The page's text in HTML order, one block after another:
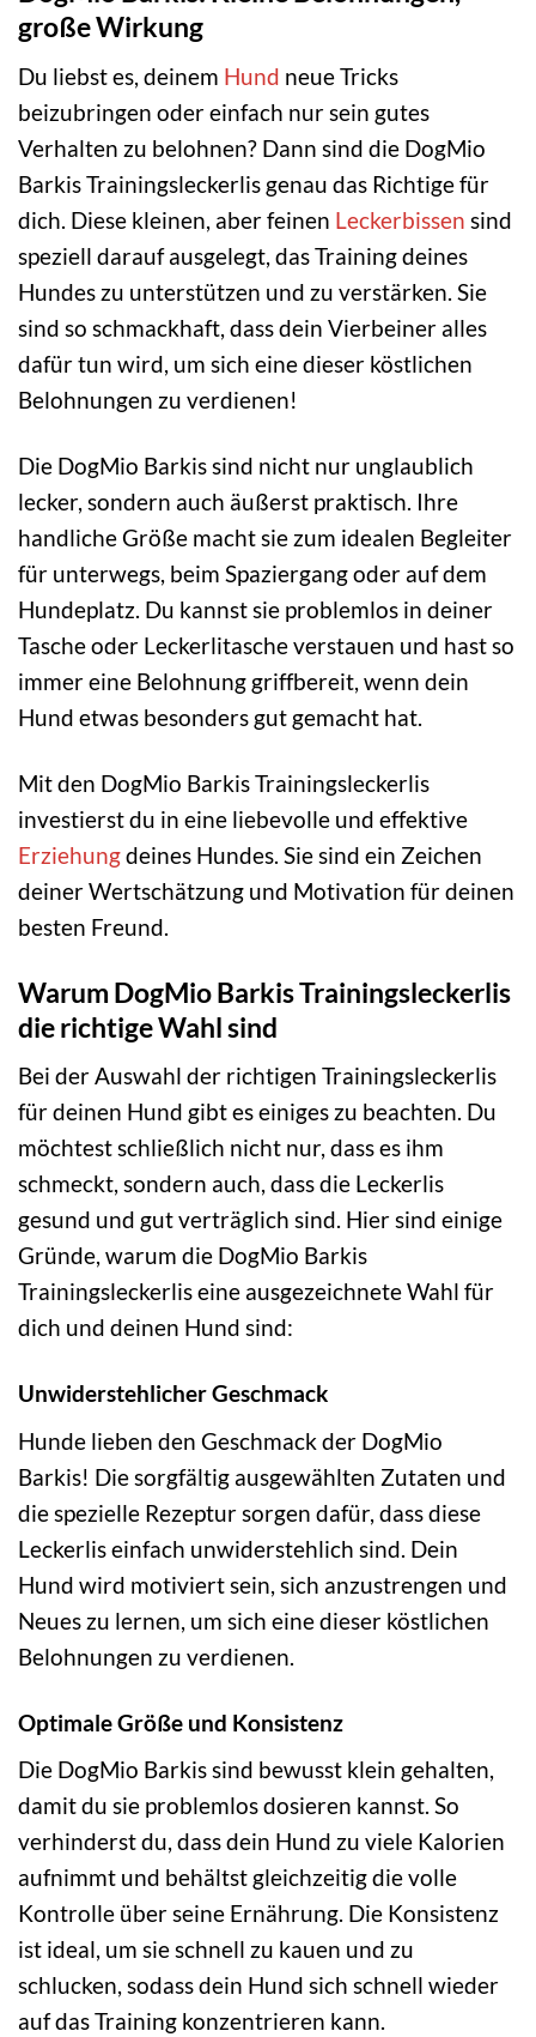
große Wirkung
Du liebst es, deinem Hund neue Tricks
beizubringen oder einfach nur sein gutes
Verhalten zu belohnen? Dann sind die DogMio
Barkis Trainingsleckerlis genau das Richtige für
dich. Diese kleinen, aber feinen Leckerbissen sind
speziell darauf ausgelegt, das Training deines
Hundes zu unterstützen und zu verstärken. Sie
sind so schmackhaft, dass dein Vierbeiner alles
dafür tun wird, um sich eine dieser köstlichen
Belohnungen zu verdienen!
Die DogMio Barkis sind nicht nur unglaublich
lecker, sondern auch äußerst praktisch. Ihre
handliche Größe macht sie zum idealen Begleiter
für unterwegs, beim Spaziergang oder auf dem
Hundeplatz. Du kannst sie problemlos in deiner
Tasche oder Leckerlitasche verstauen und hast so
immer eine Belohnung griffbereit, wenn dein
Hund etwas besonders gut gemacht hat.
Mit den DogMio Barkis Trainingsleckerlis
investierst du in eine liebevolle und effektive
Erziehungdeines Hundes. Sie sind ein Zeichen
deiner Wertschätzung und Motivation für deinen
besten Freund.
Warum DogMio Barkis Trainingsleckerlis
die richtige Wahl sind
Bei der Auswahl der richtigen Trainingsleckerlis
für deinen Hund gibt es einiges zu beachten. Du
möchtest schließlich nicht nur, dass es ihm
schmeckt, sondern auch, dass die Leckerlis
gesund und gut verträglich sind. Hier sind einige
Gründe, warum die DogMio Barkis
Trainingsleckerlis eine ausgezeichnete Wahl für
dich und deinen Hund sind:
Unwiderstehlicher Geschmack
Hunde lieben den Geschmack der DogMio
Barkis! Die sorgfältig ausgewählten Zutaten und
die spezielle Rezeptur sorgen dafür, dass diese
Leckerlis einfach unwiderstehlich sind. Dein
Hund wird motiviert sein, sich anzustrengen und
Neues zu lernen, um sich eine dieser köstlichen
Belohnungen zu verdienen.
Optimale Größe und Konsistenz
Die DogMio Barkis sind bewusst klein gehalten,
damit du sie problemlos dosieren kannst. So
verhinderst du, dass dein Hund zu viele Kalorien
aufnimmt und behältst gleichzeitig die volle
Kontrolle über seine Ernährung. Die Konsistenz
ist ideal, um sie schnell zu kauen und zu
schlucken, sodass dein Hund sich schnell wieder
auf das Training konzentrieren kann.